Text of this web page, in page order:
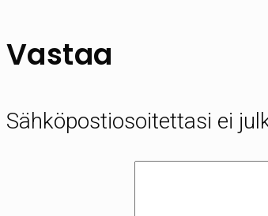
Vastaa
Sähköpostiosoitettasi ei